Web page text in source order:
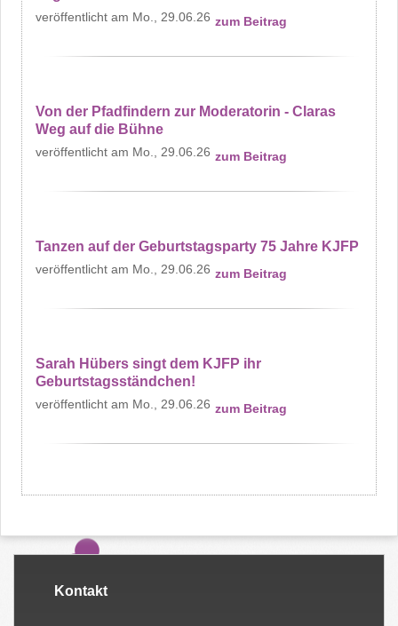
Mo., 29.06.26 zum Beitrag
Von der Pfadfindern zur Moderatorin - Claras
Weg auf die Bühne
Mo., 29.06.26 zum Beitrag
Tanzen auf der Geburtstagsparty 75 Jahre KJFP
Mo., 29.06.26 zum Beitrag
Sarah Hübers singt dem KJFP ihr
Geburtstagsständchen!
Mo., 29.06.26 zum Beitrag
Kontakt